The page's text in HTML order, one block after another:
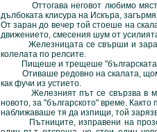
Оттогава неговот любимо място
дълбоката клисура на Искъра,
От заран до вечер той стоеше на
движението, смесения шум от
Железницата се свърши и
колелата по релсите.
Пищеше и трещеше "българската
Отиваше редовно на скалата, щом
как фучи из устието.
Железният път се свързва в
новото, за "българското" време.
наближаваше тя да изпищи, той
Пътниците, изправени на